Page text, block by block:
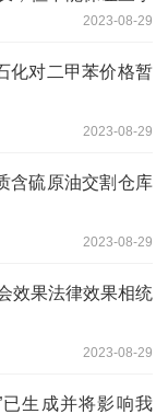
2023-08-29
化对二甲苯价格暂
2023-08-29
含硫原油交割仓库
2023-08-29
效果法律效果相统
2023-08-29
生成并将影响我